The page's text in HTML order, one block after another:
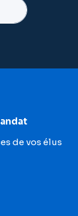
de vos élus